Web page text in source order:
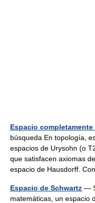
Espacio
búsqueda En topología,
espacios de Urysohn (o
que satisfacen axiomas
espacio de Hausdorff.
Espacio de Schwartz —
matemáticas, un espacio